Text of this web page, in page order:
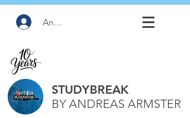
Anmelden
STUDYBREAK
BY ANDREAS ARMSTER